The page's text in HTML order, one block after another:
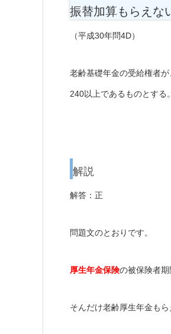
振替加算もらえな
（平成30年問4D）
老齢基礎年金の受給権者
240以上であるものとする
解説
解答：正
問題文のとおりです。
厚生年金保険の被保険者
そんだけ老齢厚生年金も